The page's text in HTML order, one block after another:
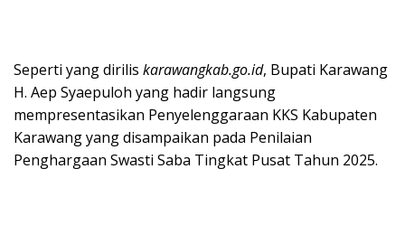
Seperti yang dirilis karawangkab.go.id, Bupati Karawang
H. Aep Syaepuloh yang hadir langsung
mempresentasikan Penyelenggaraan KKS Kabupaten
Karawang yang disampaikan pada Penilaian
Penghargaan Swasti Saba Tingkat Pusat Tahun 2025.